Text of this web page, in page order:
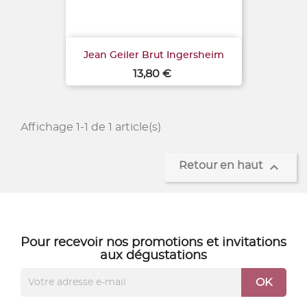
Jean Geiler Brut Ingersheim
Prix
13,80 €
Affichage 1-1 de 1 article(s)
Retour en haut 
Pour recevoir nos promotions et invitations
aux dégustations